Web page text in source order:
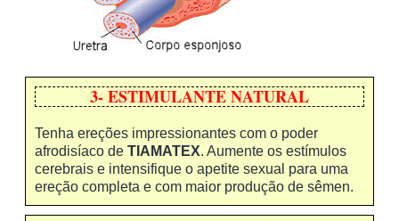
3- ESTIMULANTE NATURAL
Tenha ereções impressionantes com o poder
afrodisíaco de TIAMATEX. Aumente os estímulos
cerebrais e intensifique o apetite sexual para uma
ereção completa e com maior produção de sêmen.